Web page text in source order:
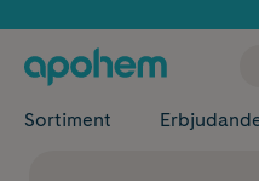
Sortiment